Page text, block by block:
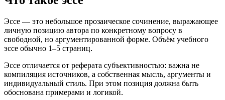
Эссе — это небольшое прозаическое сочинение, выражающее
личную позицию автора по конкретному вопросу в
свободной, но аргументированной форме. Объём учебного
эссе обычно 1–5 страниц.
Эссе отличается от реферата субъективностью: важна не
компиляция источников, а собственная мысль, аргументы и
индивидуальный стиль. При этом позиция должна быть
обоснована примерами и логикой.